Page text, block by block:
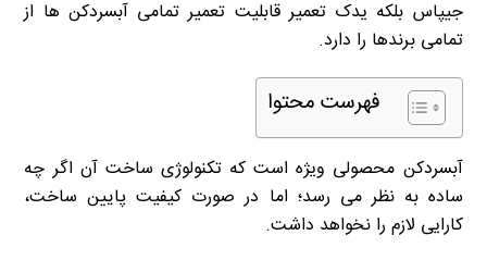
جیپاس بلکه یدک تعمیر قابلیت تعمیر تمامی آبسردکن ها از
تمامی برندها را دارد.
فهرست محتوا
آبسردکن محصولی ویژه است که تکنولوژی ساخت آن اگر چه
ساده به نظر می رسد؛ اما در صورت کیفیت پایین ساخت،
کارایی لازم را نخواهد داشت.